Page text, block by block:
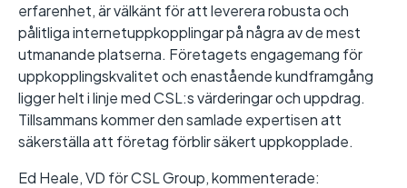
erfarenhet, är välkänt för att leverera robusta och
pålitliga internetuppkopplingar på några av de mest
utmanande platserna. Företagets engagemang för
uppkopplingskvalitet och enastående kundframgång
ligger helt i linje med CSL:s värderingar och uppdrag.
Tillsammans kommer den samlade expertisen att
säkerställa att företag förblir säkert uppkopplade.
Ed Heale, VD för CSL Group, kommenterade: